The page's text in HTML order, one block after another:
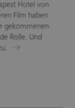
Hotel von
Film haben
gekommenen
Rolle. Und